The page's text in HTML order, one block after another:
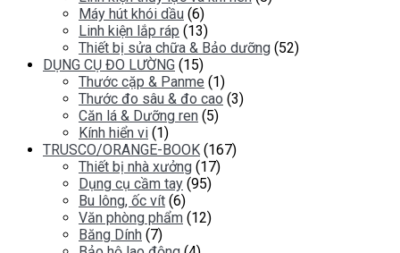
Máy hút khói dầu (6)
Linh kiện lắp ráp (13)
Thiết bị sửa chữa & Bảo dưỡng (52)
DỤNG CỤ ĐO LƯỜNG (15)
Thước cặp & Panme (1)
Thước đo sâu & đo cao (3)
Căn lá & Dưỡng ren (5)
Kính hiển vi (1)
TRUSCO/ORANGE-BOOK (167)
Thiết bị nhà xưởng (17)
Dụng cụ cầm tay (95)
Bu lông, ốc vít (6)
Văn phòng phẩm (12)
Băng Dính (7)